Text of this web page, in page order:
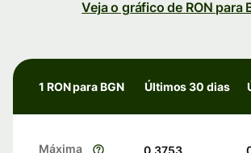
Veja o gráfico de RON para
1 RON para BGN Últimos 30 dias
Máxima